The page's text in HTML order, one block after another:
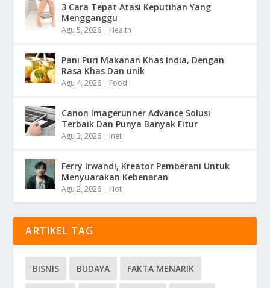
3 Cara Tepat Atasi Keputihan Yang
Mengganggu
Agu 5, 2026 | Health
Pani Puri Makanan Khas India, Dengan
Rasa Khas Dan unik
Agu 4, 2026 | Food
Canon Imagerunner Advance Solusi
Terbaik Dan Punya Banyak Fitur
Agu 3, 2026 | Inet
Ferry Irwandi, Kreator Pemberani Untuk
Menyuarakan Kebenaran
Agu 2, 2026 | Hot
ARTIKEL TAG
BISNIS BUDAYA FAKTA MENARIK